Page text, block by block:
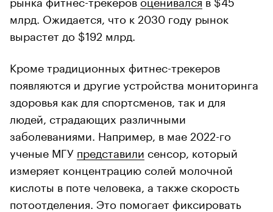
млрд. Ожидается, что к 2030 году рынок
вырастет до $192 млрд.
Кроме традиционных фитнес-трекеров
появляются и другие устройства мониторинга
здоровья как для спортсменов, так и для
людей, страдающих различными
заболеваниями. Например, в мае 2022-го
ученые МГУ представили сенсор, который
измеряет концентрацию солей молочной
кислоты в поте человека, а также скорость
потоотделения. Это помогает фиксировать